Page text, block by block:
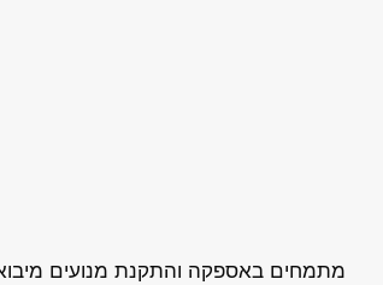
מתמחים באספקה והתקנת מנועים מיבוא